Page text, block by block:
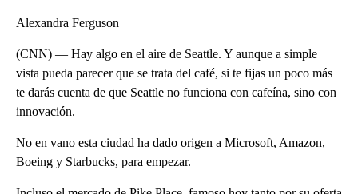
Alexandra Ferguson
(CNN) — Hay algo en el aire de Seattle. Y aunque a simple
vista pueda parecer que se trata del café, si te fijas un poco más
te darás cuenta de que Seattle no funciona con cafeína, sino con
innovación.
No en vano esta ciudad ha dado origen a Microsoft, Amazon,
Boeing y Starbucks, para empezar.